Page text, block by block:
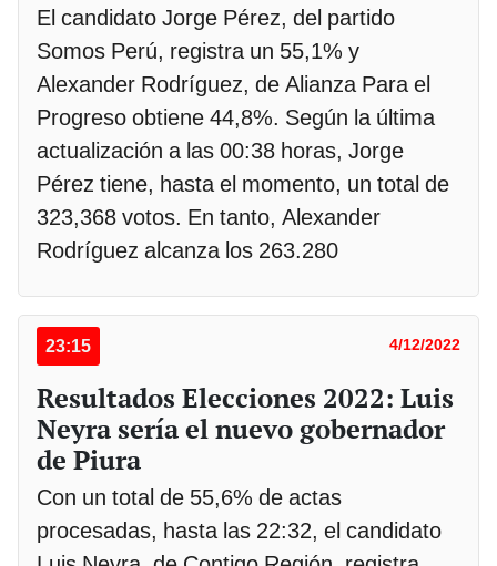
El candidato Jorge Pérez, del partido
Somos Perú, registra un 55,1% y
Alexander Rodríguez, de Alianza Para el
Progreso obtiene 44,8%. Según la última
actualización a las 00:38 horas, Jorge
Pérez tiene, hasta el momento, un total de
323,368 votos. En tanto, Alexander
Rodríguez alcanza los 263.280
23:15 4/12/2022
Resultados Elecciones 2022: Luis
Neyra sería el nuevo gobernador
de Piura
Con un total de 55,6% de actas
procesadas, hasta las 22:32, el candidato